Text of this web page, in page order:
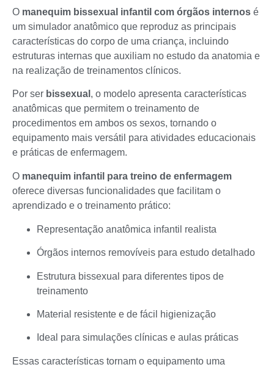
O manequim bissexual infantil com órgãos internos é
um simulador anatômico que reproduz as principais
características do corpo de uma criança, incluindo
estruturas internas que auxiliam no estudo da anatomia e
na realização de treinamentos clínicos.
Por ser bissexual , o modelo apresenta características
anatômicas que permitem o treinamento de
procedimentos em ambos os sexos, tornando o
equipamento mais versátil para atividades educacionais
e práticas de enfermagem.
O manequim infantil para treino de enfermagem
oferece diversas funcionalidades que facilitam o
aprendizado e o treinamento prático:
Representação anatômica infantil realista
Órgãos internos removíveis para estudo detalhado
Estrutura bissexual para diferentes tipos de
treinamento
Material resistente e de fácil higienização
Ideal para simulações clínicas e aulas práticas
Essas características tornam o equipamento uma